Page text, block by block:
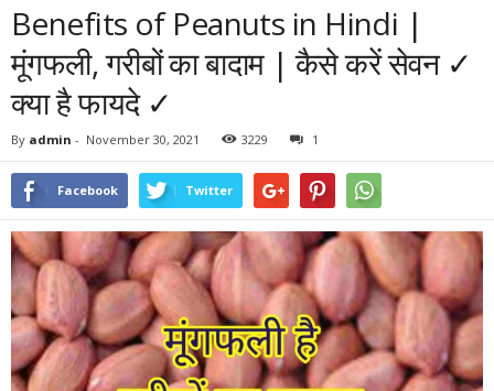
Benefits of Peanuts in Hindi |
मूंगफली, गरीबों का बादाम | कैसे करें सेवन ✓
क्या है फायदे ✓
By admin - November 30, 2021 3229 1
Facebook Twitter